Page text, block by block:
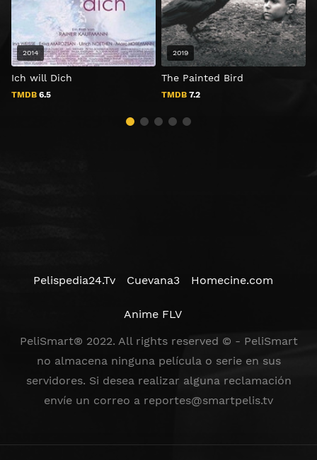
Ich will Dich
TMDB 6.5
2014
The Painted Bird
TMDB 7.2
2019
Pelispedia24.Tv Cuevana3 Homecine.com
Anime FLV
PeliSmart® 2022. All rights reserved © - PeliSmart
no almacena ninguna película o serie en sus
servidores. Si desea realizar alguna reclamación
envíe un correo a reportes@smartpelis.tv